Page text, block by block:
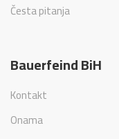
Česta pitanja
Bauerfeind BiH
Kontakt
Onama